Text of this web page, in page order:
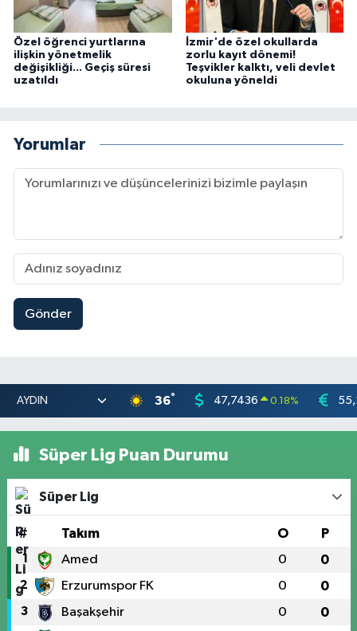
Özel öğrenci yurtlarına
ilişkin yönetmelik
değişikliği... Geçiş süresi
uzatıldı
İzmir'de özel okullarda
zorlu kayıt dönemi!
Teşvikler kalktı, veli devlet
okuluna yöneldi
Yorumlar
Gönder
36° 47,7436 0.18%
Süper Lig Puan Durumu
Süper Lig
# Takım O P
1 Amed 0 0
2 Erzurumspor FK 0 0
3 Başakşehir 0 0